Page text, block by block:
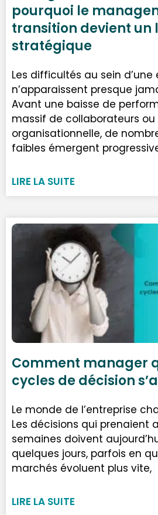
pourquoi le
transition devient un
stratégique
Les difficultés au sein d’une
n’apparaissent presque
Avant une baisse de
massif de collaborateurs ou
organisationnelle, de
faibles émergent
LIRE LA SUITE
Comment manager
cycles de décision
Le monde de l’entreprise
Les décisions qui prenaient
semaines doivent
quelques jours, parfois en
marchés évoluent plus vite,
LIRE LA SUITE